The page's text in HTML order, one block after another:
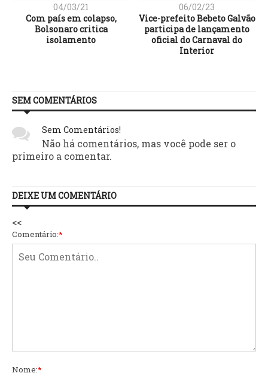
04/03/21
Com país em colapso,
Bolsonaro critica
isolamento
06/02/23
Vice-prefeito Bebeto Galvão
participa de lançamento
oficial do Carnaval do
Interior
SEM COMENTÁRIOS
Sem Comentários!
Não há comentários, mas você pode ser o
primeiro a comentar.
DEIXE UM COMENTÁRIO
<<
Comentário:*
Nome:*